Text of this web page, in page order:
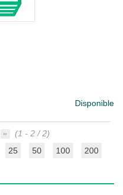
Disponible
(1 - 2 / 2)
25 50 100 200